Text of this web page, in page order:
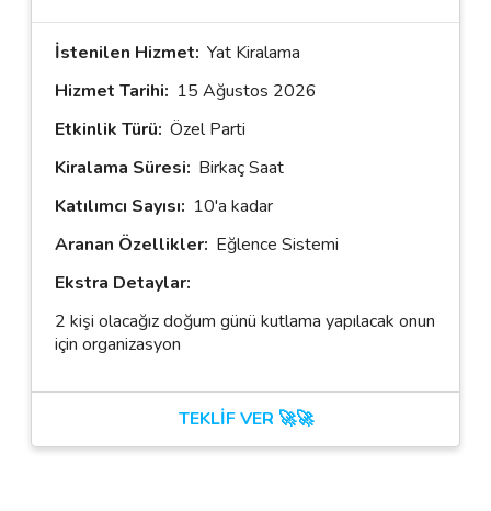
İstenilen Hizmet: Yat Kiralama
Hizmet Tarihi: 15 Ağustos 2026
Etkinlik Türü: Özel Parti
Kiralama Süresi: Birkaç Saat
Katılımcı Sayısı: 10'a kadar
Aranan Özellikler: Eğlence Sistemi
Ekstra Detaylar:
2 kişi olacağız doğum günü kutlama yapılacak onun
için organizasyon
TEKLİF VER 🚀🚀